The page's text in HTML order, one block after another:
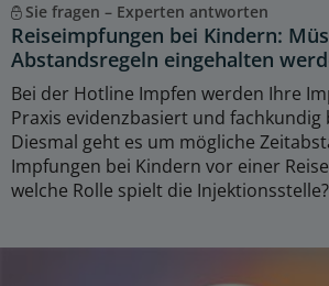
Sie fragen – Experten antworten
Reiseimpfungen bei Kindern:
Abstandsregeln eingehalten
Bei der Hotline Impfen werden Ihre
Praxis evidenzbasiert und
Diesmal geht es um mögliche
Impfungen bei Kindern vor einer
welche Rolle spielt die Injektionsstelle?